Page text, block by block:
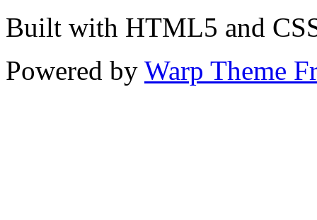
Built with HTML5 and
Powered by Warp Theme